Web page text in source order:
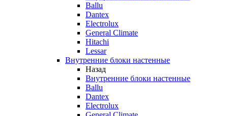
Ballu
Dantex
Electrolux
General Climate
Hitachi
Lessar
Внутренние блоки настенные
Назад
Внутренние блоки настенные
Ballu
Dantex
Electrolux